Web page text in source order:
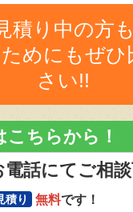
積り中の方
めにもぜひ
さい!!
ちらから！
話にてご相談
積り 無料です！